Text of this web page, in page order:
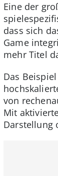
Eine der
dass sich
Game
mehr Titel
Das
von
Mit
Darstellung